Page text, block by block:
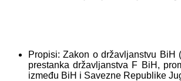
Propisi: Zakon o državljanstvu BiH
prestanka državljanstva F BiH,
između BiH i Savezne Republike